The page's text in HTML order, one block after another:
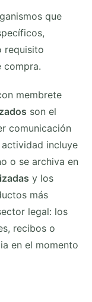
que
requisito
compra.
membrete
son el
comunicación
incluye
o se archiva en
y los
más
legal: los
recibos o
en el momento